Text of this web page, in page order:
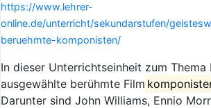
https://www.lehrer-
online.de/unterricht/sekundarstufen/
beruehmte-komponisten/
In dieser Unterrichtseinheit zum
ausgewählte berühmte Film
Darunter sind John Williams, Ennio